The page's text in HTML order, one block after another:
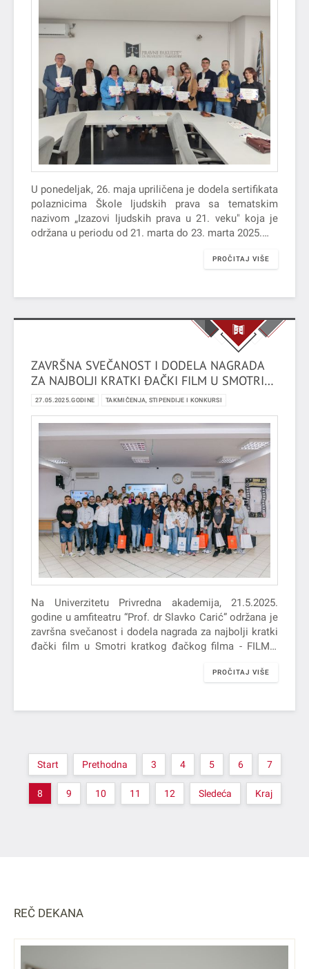
U ponedeljak, 26. maja upriličena je dodela sertifikata
polaznicima Škole ljudskih prava sa tematskim
nazivom „Izazovi ljudskih prava u 21. veku" koja je
održana u periodu od 21. marta do 23. marta 2025.…
PROČITAJ VIŠE
ZAVRŠNA SVEČANOST I DODELA NAGRADA
ZA NAJBOLJI KRATKI ĐAČKI FILM U SMOTRI
KRATKOG ĐAČKOG FILMA - FILMIĆ 2025
27.05.2025.GODINE TAKMIČENJA, STIPENDIJE I KONKURSI
Na Univerzitetu Privredna akademija, 21.5.2025.
godine u amfiteatru “Prof. dr Slavko Carić” održana je
završna svečanost i dodela nagrada za najbolji kratki
đački film u Smotri kratkog đačkog filma - FILMić
PROČITAJ VIŠE
Start Prethodna 3 4 5 6 7
8 9 10 11 12 Sledeća Kraj
REČ DEKANA